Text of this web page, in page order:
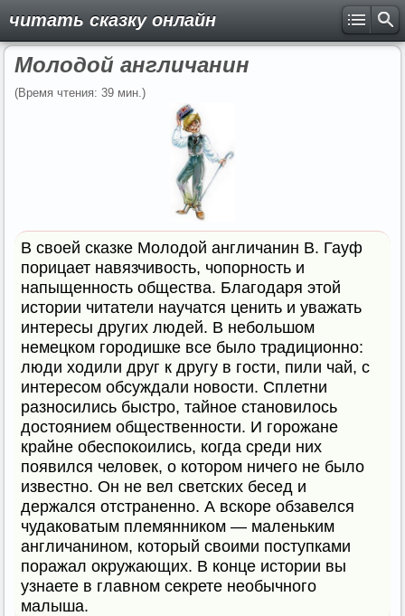
читать сказку онлайн
Молодой англичанин
(Время чтения: 39 мин.)
В своей сказке Молодой англичанин В. Гауф
порицает навязчивость, чопорность и
напыщенность общества. Благодаря этой
истории читатели научатся ценить и уважать
интересы других людей. В небольшом
немецком городишке все было традиционно:
люди ходили друг к другу в гости, пили чай, с
интересом обсуждали новости. Сплетни
разносились быстро, тайное становилось
достоянием общественности. И горожане
крайне обеспокоились, когда среди них
появился человек, о котором ничего не было
известно. Он не вел светских бесед и
держался отстраненно. А вскоре обзавелся
чудаковатым племянником — маленьким
англичанином, который своими поступками
поражал окружающих. В конце истории вы
узнаете в главном секрете необычного
малыша.